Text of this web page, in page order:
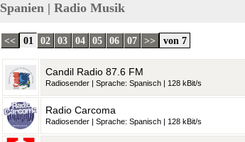
Spanien | Radio Musik
<< 01 02 03 04 05 06 07 >> von 7
Candil Radio 87.6 FM
Radiosender | Sprache: Spanisch | 128 kBit/s
Radio Carcoma
Radiosender | Sprache: Spanisch | 128 kBit/s